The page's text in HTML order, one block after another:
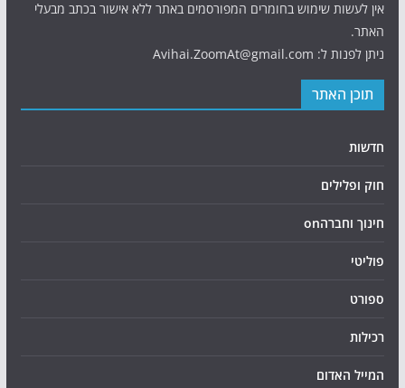
אין לעשות שימוש בחומרים המפורסמים באתר ללא אישור בכתב מבעלי
האתר.
ניתן לפנות ל: Avihai.ZoomAt@gmail.com
תוכן האתר
חדשות
חוק ופלילים
חינוך וחברהon
פוליטי
ספורט
רכילות
המייל האדום